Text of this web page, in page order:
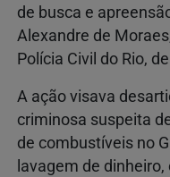
de busca e
Alexandre de
Polícia Civil do Rio,
A ação visava
criminosa suspeita
de combustíveis no
lavagem de